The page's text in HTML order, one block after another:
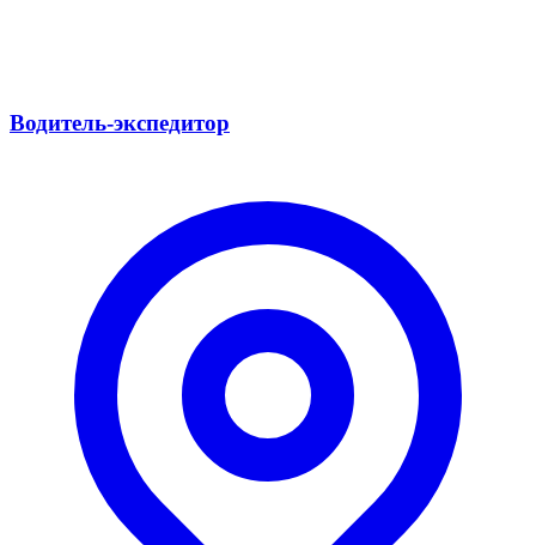
Водитель-экспедитор